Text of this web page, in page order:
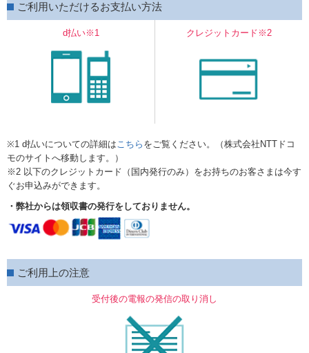
ご利用いただけるお支払い方法
d払い※1 クレジットカード※2
※1 d払いについての詳細はこちら をご覧ください。（株式会社NTTドコ
モのサイトへ移動します。）
※2 以下のクレジットカード（国内発行のみ）をお持ちのお客さまは今す
ぐお申込みができます。
・弊社からは領収書の発行をしておりません。
ご利用上の注意
受付後の電報の発信の取り消し